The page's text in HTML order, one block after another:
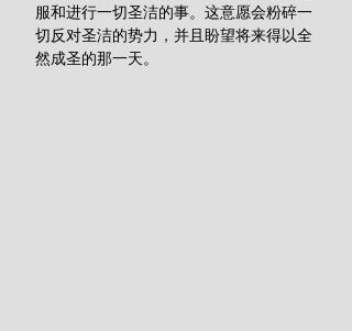
服和进行一切圣洁的事。这意愿会粉碎一
切反对圣洁的势力，并且盼望将来得以全
然成圣的那一天。